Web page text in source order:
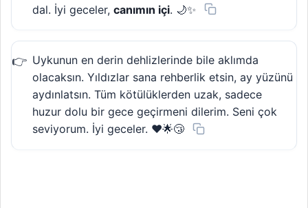
dal. İyi geceler, canımın içi. 🌙✨
Uykunun en derin dehlizlerinde bile aklımda
olacaksın. Yıldızlar sana rehberlik etsin, ay yüzünü
aydınlatsın. Tüm kötülüklerden uzak, sadece
huzur dolu bir gece geçirmeni dilerim. Seni çok
seviyorum. İyi geceler. ❤️🌟😴